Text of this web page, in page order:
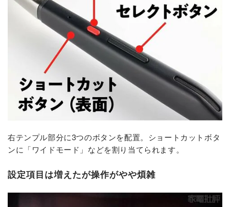
右テンプル部分に3つのボタンを配置。ショートカットボタ
ンに「ワイドモード」などを割り当てられます。
設定項目は増えたが操作がやや煩雑